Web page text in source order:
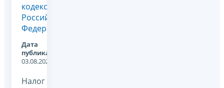
кодекса
Российской
Федерации
Дата
публикации:
03.08.2021
Налог на